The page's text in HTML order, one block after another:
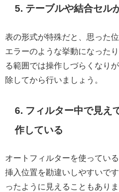
5. テーブルや結合セル
表の形式が特殊だと、思った
エラーのような挙動になった
る範囲では操作しづらくなり
除してから行いましょう。
6. フィルター中で見え
作している
オートフィルターを使ってい
挿入位置を勘違いしやすいで
ったように見えることもあり